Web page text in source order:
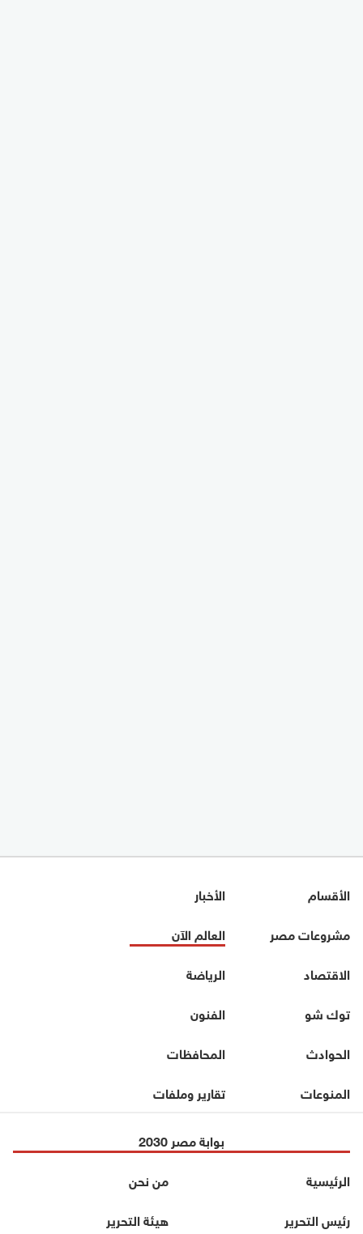
الأقسام
الأخبار
مشروعات مصر
العالم الآن
الاقتصاد
الرياضة
توك شو
الفنون
الحوادث
المحافظات
المنوعات
تقارير وملفات
بوابة مصر 2030
الرئيسية
من نحن
رئيس التحرير
هيئة التحرير